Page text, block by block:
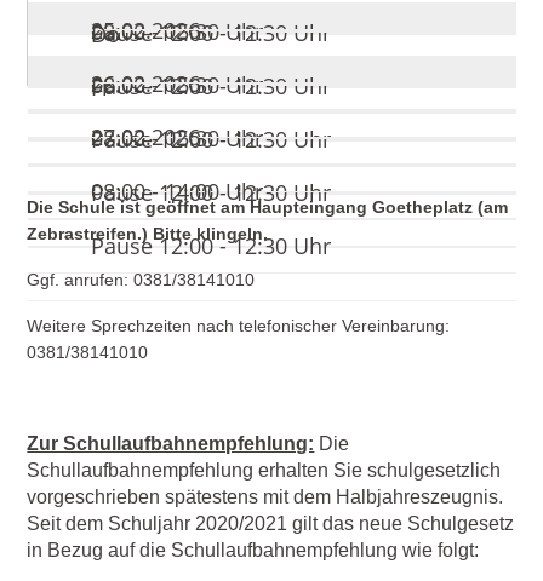
Pause 12:00 - 12:30 Uhr
08:00 - 15:30 Uhr
Pause 12:00 - 12:30 Uhr
25.02.2026
08:00 - 15:30 Uhr
Pause 12:00 - 12:30 Uhr
Do
26.02.2026
08:00 - 15:30 Uhr
Pause 12:00 - 12:30 Uhr
Fr
27.02.2026
08:00 - 14:00 Uhr
Pause 12:00 - 12:30 Uhr
Die Schule ist geöffnet am Haupteingang Goetheplatz (am
Zebrastreifen.) Bitte klingeln.
Ggf. anrufen: 0381/38141010
Weitere Sprechzeiten nach telefonischer Vereinbarung:
0381/38141010
Zur Schullaufbahnempfehlung: Die
Schullaufbahnempfehlung erhalten Sie schulgesetzlich
vorgeschrieben spätestens mit dem Halbjahreszeugnis.
Seit dem Schuljahr 2020/2021 gilt das neue Schulgesetz
in Bezug auf die Schullaufbahnempfehlung wie folgt: